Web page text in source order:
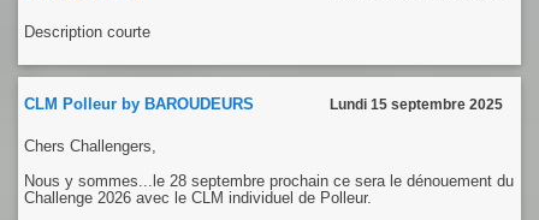
Description courte
CLM Polleur by BAROUDEURS Lundi 15 septembre 2025
Chers Challengers,
Nous y sommes...le 28 septembre prochain ce sera le dénouement du
Challenge 2026 avec le CLM individuel de Polleur.